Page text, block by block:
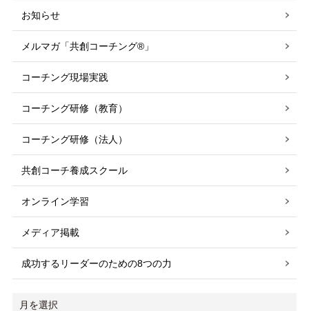
お知らせ
メルマガ「共創コーチング®」
コーチング現場実践
コーチング研修（教育）
コーチング研修（法人）
共創コーチ養成スクール
オンライン学習
メディア掲載
成功するリーダーのための8つの力
月を選択